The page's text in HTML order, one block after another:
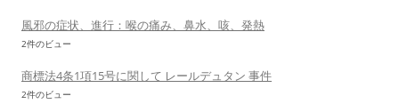
風邪の症状、進行：喉の痛み、鼻水、咳、発熱
2件のビュー
商標法4条1項15号に関して レールデュタン 事件
2件のビュー